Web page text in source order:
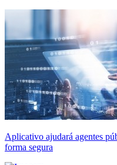
Aplicativo ajudará agentes
forma segura